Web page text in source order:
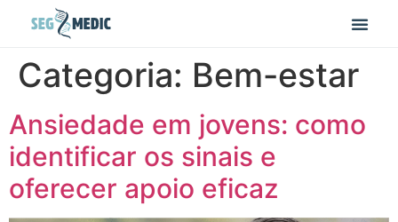
Categoria: Bem-estar
Ansiedade em jovens: como
identificar os sinais e
oferecer apoio eficaz